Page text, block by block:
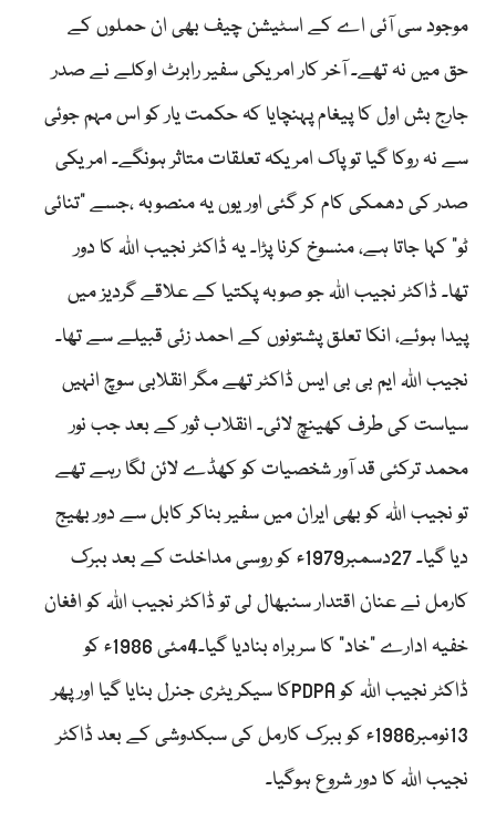
موجود سی آئی اے کے اسٹیشن چیف بھی ان حملوں کے
حق میں نہ تھے۔ آخر کار امریکی سفیر رابرٹ اوکلے نے صدر
جارج بش اول کا پیغام پہنچایا کہ حکمت یار کو اس مہم جوئی
سے نہ روکا گیا تو پاک امریکہ تعلقات متاثر ہونگے۔ امریکی
صدر کی دھمکی کام کر گئی اور یوں یہ منصوبہ ،جسے ”تنائی
ٹو“ کہا جاتا ہے، منسوخ کرنا پڑا۔ یہ ڈاکٹر نجیب اللہ کا دور
تھا۔ ڈاکٹر نجیب اللہ جو صوبہ پکتیا کے علاقے گردیز میں
پیدا ہوئے، انکا تعلق پشتونوں کے احمد زئی قبیلے سے تھا۔
نجیب اللہ ایم بی بی ایس ڈاکٹر تھے مگر انقلابی سوچ انہیں
سیاست کی طرف کھینچ لائی۔ انقلاب ثور کے بعد جب نور
محمد ترکئی قد آور شخصیات کو کھڈے لائن لگا رہے تھے
تو نجیب اللہ کو بھی ایران میں سفیر بناکر کابل سے دور بھیج
دیا گیا۔ 27دسمبر1979ء کو روسی مداخلت کے بعد ببرک
کارمل نے عنان اقتدار سنبھال لی تو ڈاکٹر نجیب اللہ کو افغان
خفیہ ادارے ”خاد“ کا سربراہ بنادیا گیا۔4مئی 1986ء کو
ڈاکٹر نجیب اللہ کو PDPAکا سیکریٹری جنرل بنایا گیا اور پھر
13نومبر1986ء کو ببرک کارمل کی سبکدوشی کے بعد ڈاکٹر
نجیب اللہ کا دور شروع ہوگیا۔